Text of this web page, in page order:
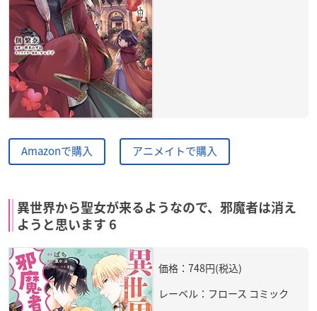
Amazonで購入 アニメイトで購入
異世界から聖女が来るようなので、邪魔者は消え
ようと思います 6
価格：748円(税込)
レーベル：フロース コミック